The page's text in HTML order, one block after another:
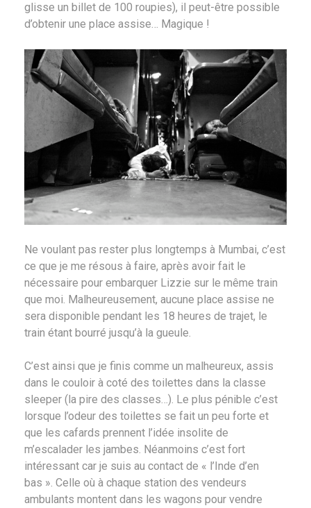
glisse un billet de 100 roupies), il peut-être possible
d’obtenir une place assise… Magique !
Ne voulant pas rester plus longtemps à Mumbai, c’est
ce que je me résous à faire, après avoir fait le
nécessaire pour embarquer Lizzie sur le même train
que moi. Malheureusement, aucune place assise ne
sera disponible pendant les 18 heures de trajet, le
train étant bourré jusqu’à la gueule.
C’est ainsi que je finis comme un malheureux, assis
dans le couloir à coté des toilettes dans la classe
sleeper (la pire des classes…). Le plus pénible c’est
lorsque l’odeur des toilettes se fait un peu forte et
que les cafards prennent l’idée insolite de
m’escalader les jambes. Néanmoins c’est fort
intéressant car je suis au contact de « l’Inde d’en
bas ». Celle où à chaque station des vendeurs
ambulants montent dans les wagons pour vendre